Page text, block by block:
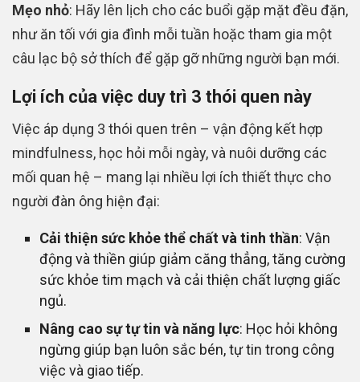
Mẹo nhỏ: Hãy lên lịch cho các buổi gặp mặt đều đặn,
như ăn tối với gia đình mỗi tuần hoặc tham gia một
câu lạc bộ sở thích để gặp gỡ những người bạn mới.
Lợi ích của việc duy trì 3 thói quen này
Việc áp dụng 3 thói quen trên – vận động kết hợp
mindfulness, học hỏi mỗi ngày, và nuôi dưỡng các
mối quan hệ – mang lại nhiều lợi ích thiết thực cho
người đàn ông hiện đại:
Cải thiện sức khỏe thể chất và tinh thần: Vận
động và thiền giúp giảm căng thẳng, tăng cường
sức khỏe tim mạch và cải thiện chất lượng giấc
ngủ.
Nâng cao sự tự tin và năng lực: Học hỏi không
ngừng giúp bạn luôn sắc bén, tự tin trong công
việc và giao tiếp.